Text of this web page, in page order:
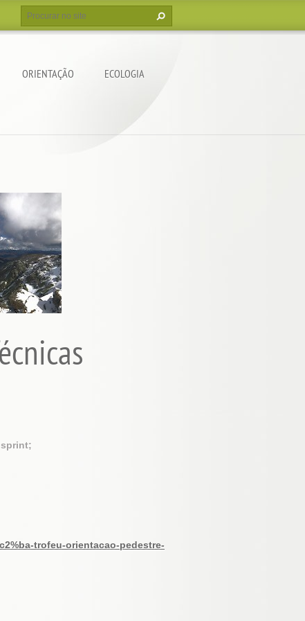
ORIENTAÇÃO
ECOLOGIA
trofeu-orientacao-pedestre-